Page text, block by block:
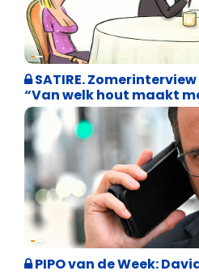
Weekblad 't Pallieterke
SATIRE.
“Van welk hout maakt
Satire
PIPO van de Week: